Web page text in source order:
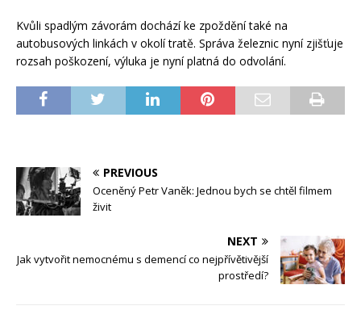
Kvůli spadlým závorám dochází ke zpoždění také na
autobusových linkách v okolí tratě. Správa železnic nyní zjišťuje
rozsah poškození, výluka je nyní platná do odvolání.
PREVIOUS
Oceněný Petr Vaněk: Jednou bych se chtěl filmem
živit
NEXT
Jak vytvořit nemocnému s demencí co nejpřívětivější
prostředí?